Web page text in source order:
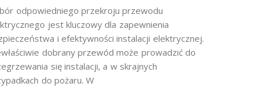
odpowiedniego przekroju przewodu
jest kluczowy dla zapewnienia
i efektywności instalacji elektrycznej.
dobrany przewód może prowadzić do
się instalacji, a w skrajnych
do pożaru. W